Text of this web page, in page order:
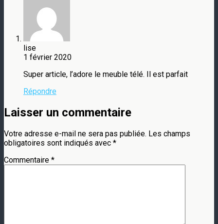
lise
1 février 2020
Super article, l’adore le meuble télé. Il est parfait
Répondre
Laisser un commentaire
Votre adresse e-mail ne sera pas publiée. Les champs
obligatoires sont indiqués avec *
Commentaire *